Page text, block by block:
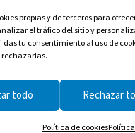
propias y de terceros para
el tráfico del sitio y
das tu consentimiento al uso de
rechazarlas.
todo Rechazar
Política de cookies
el 25/5/2026
+ Añadir